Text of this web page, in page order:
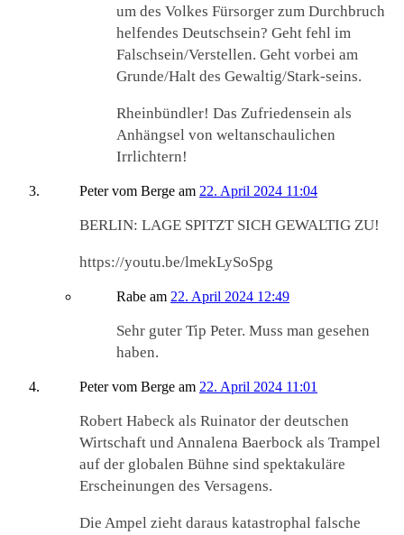
um des Volkes Fürsorger zum Durchbruch
helfendes Deutschsein? Geht fehl im
Falschsein/Verstellen. Geht vorbei am
Grunde/Halt des Gewaltig/Stark-seins.
Rheinbündler! Das Zufriedensein als
Anhängsel von weltanschaulichen
Irrlichtern!
Peter vom Berge am 22. April 2024 11:04
BERLIN: LAGE SPITZT SICH GEWALTIG ZU!
https://youtu.be/lmekLySoSpg
Rabe am 22. April 2024 12:49
Sehr guter Tip Peter. Muss man gesehen
haben.
Peter vom Berge am 22. April 2024 11:01
Robert Habeck als Ruinator der deutschen
Wirtschaft und Annalena Baerbock als Trampel
auf der globalen Bühne sind spektakuläre
Erscheinungen des Versagens.
Die Ampel zieht daraus katastrophal falsche